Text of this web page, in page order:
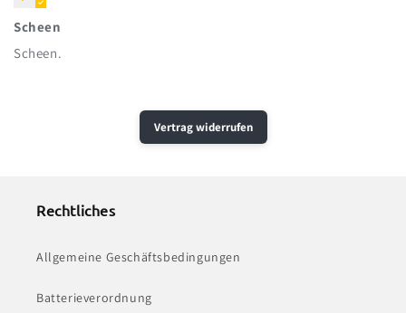
Scheen
Scheen.
Vertrag widerrufen
Rechtliches
Allgemeine Geschäftsbedingungen
Batterieverordnung